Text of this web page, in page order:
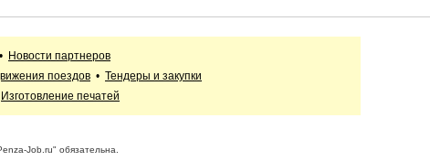
• Новости партнеров
поездов • Тендеры и закупки
Изготовление печатей
Job.ru" обязательна.